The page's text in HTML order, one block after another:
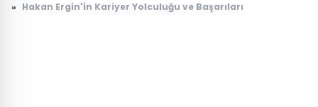
ürünleri: Elektrikli bisiklet, süpürge, telefon ve TV
» Hakan Ergin'in Kariyer Yolculuğu ve Başarıları